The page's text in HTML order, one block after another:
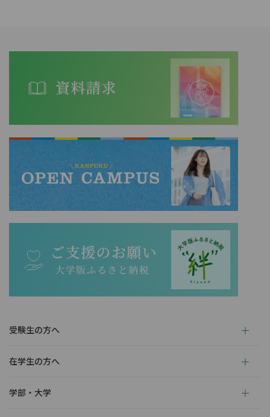
受験生の方へ
在学生の方へ
学部・大学